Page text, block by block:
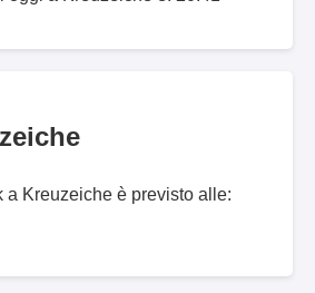
a Kreuzeiche è previsto alle: